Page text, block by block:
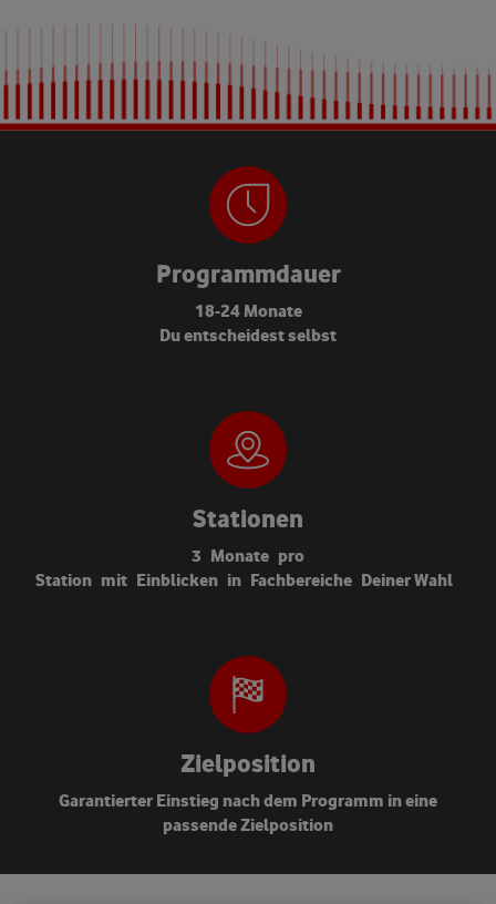
Programmdauer
18-24 Monate
Du entscheidest selbst
Stationen
3 Monate pro
Station mit Einblickenin FachbereicheDeiner Wahl
Zielposition
Garantierter Einstieg nach dem Programm in eine
passende Zielposition